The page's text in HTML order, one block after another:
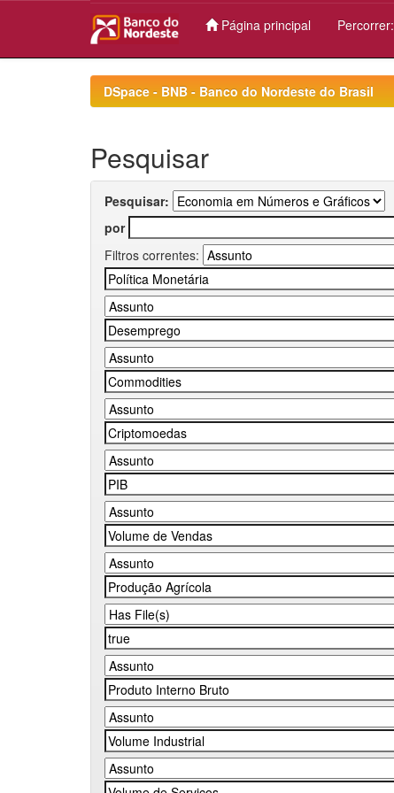
Página principal Percorrer:
DSpace - BNB - Banco do Nordeste do Brasil
Pesquisar
Pesquisar:
por
Filtros correntes: